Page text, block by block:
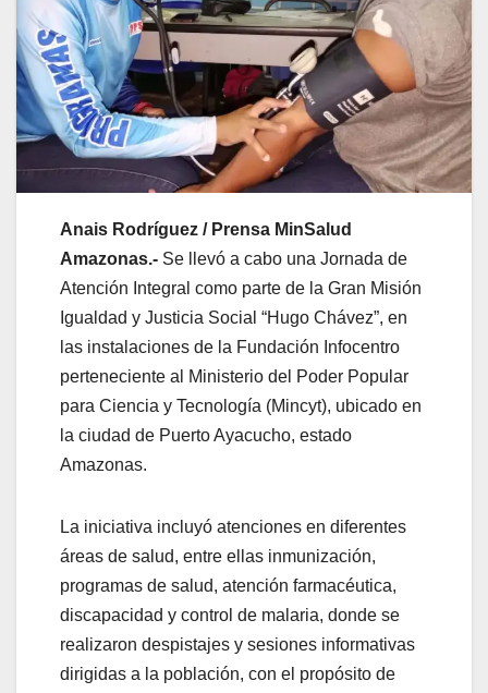
Anais Rodríguez / Prensa MinSalud
Amazonas.- Se llevó a cabo una Jornada de
Atención Integral como parte de la Gran Misión
Igualdad y Justicia Social “Hugo Chávez”, en
las instalaciones de la Fundación Infocentro
perteneciente al Ministerio del Poder Popular
para Ciencia y Tecnología (Mincyt), ubicado en
la ciudad de Puerto Ayacucho, estado
Amazonas.
‎La iniciativa incluyó atenciones en diferentes
áreas de salud, entre ellas inmunización,
programas de salud, atención farmacéutica,
discapacidad y control de malaria, donde se
realizaron despistajes y sesiones informativas
dirigidas a la población, con el propósito de